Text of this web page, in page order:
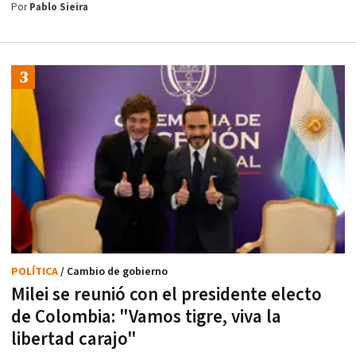
PorPablo Sieira
Milei se reunió con el presidente electo
de Colombia: "Vamos tigre, viva la
libertad carajo"
POLÍTICA/ Cambio de gobierno